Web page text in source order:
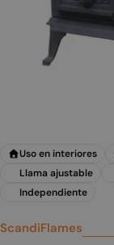
Uso en interiores
Llama ajustable
Independiente
ScandiFlames